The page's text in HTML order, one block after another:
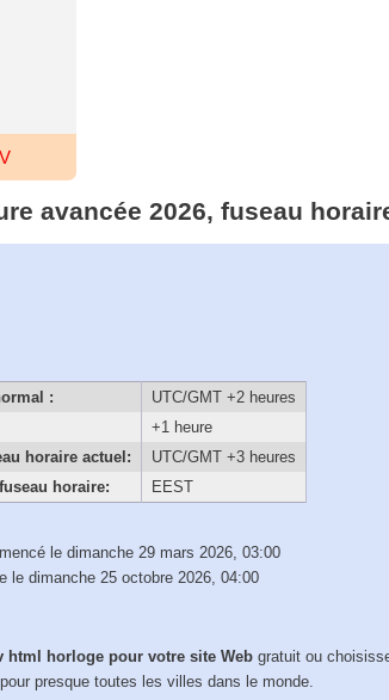
avancée 2026, fuseau
:
UTC/GMT +2 heures
+1 heure
horaire actuel:
UTC/GMT +3 heures
horaire:
EEST
le dimanche 29 mars 2026, 03:00
le dimanche 25 octobre 2026, 04:00
html horloge pour votre site Web gratuit ou
pour presque toutes les villes dans le monde.